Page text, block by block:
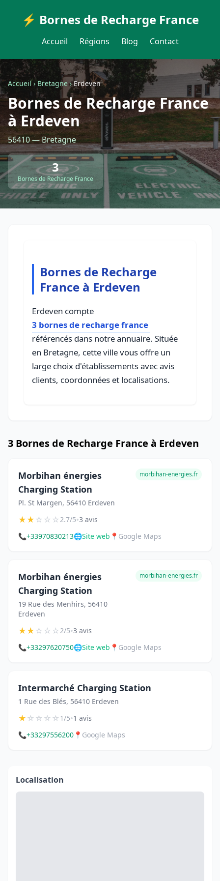
⚡ Bornes de Recharge France
Accueil Régions Blog Contact
Accueil›Bretagne›Erdeven
Bornes de Recharge France
à Erdeven
56410 — Bretagne
3
Bornes de Recharge France
Bornes de Recharge
France à Erdeven
Erdeven compte
3 bornes de recharge france
référencés dans notre annuaire. Située
en Bretagne, cette ville vous offre un
large choix d'établissements avec avis
clients, coordonnées et localisations.
3 Bornes de Recharge France à Erdeven
Morbihan énergies
Charging Station
Pl. St Margen, 56410 Erdeven
morbihan-energies.fr
★★☆☆☆2.7/5•3 avis
📞+33970830213🌐Site web 📍 Google Maps
Morbihan énergies
Charging Station
19 Rue des Menhirs, 56410
Erdeven
morbihan-energies.fr
★★☆☆☆2/5•3 avis
📞+33297620750🌐Site web 📍 Google Maps
Intermarché Charging Station
1 Rue des Blés, 56410 Erdeven
★☆☆☆☆1/5•1 avis
📞+33297556200 📍 Google Maps
Localisation